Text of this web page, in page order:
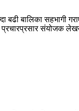
बढी बालिका
प्रचारप्रसार संयोजक